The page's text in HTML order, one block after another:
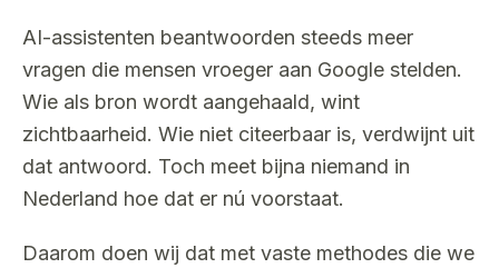
AI-assistenten beantwoorden steeds meer
vragen die mensen vroeger aan Google stelden.
Wie als bron wordt aangehaald, wint
zichtbaarheid. Wie niet citeerbaar is, verdwijnt uit
dat antwoord. Toch meet bijna niemand in
Nederland hoe dat er nú voorstaat.
Daarom doen wij dat met vaste methodes die we